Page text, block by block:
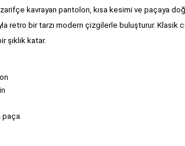
zarifçe kavrayan pantolon, kısa kesimi ve paçaya
retro bir tarzı modern çizgilerle buluşturur. Klasik
şıklık katar.
paça